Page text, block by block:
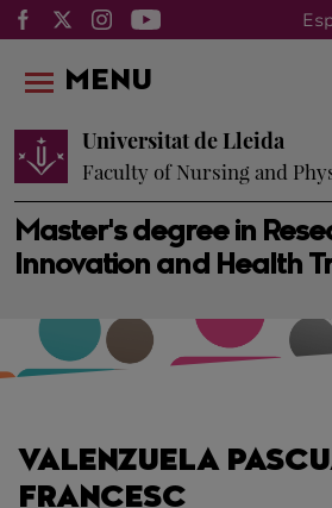
Master's degree in
Innovation and Health
Universitat de Lleida
Faculty of Nursing and
MENU
VALENZUELA
FRANCESC